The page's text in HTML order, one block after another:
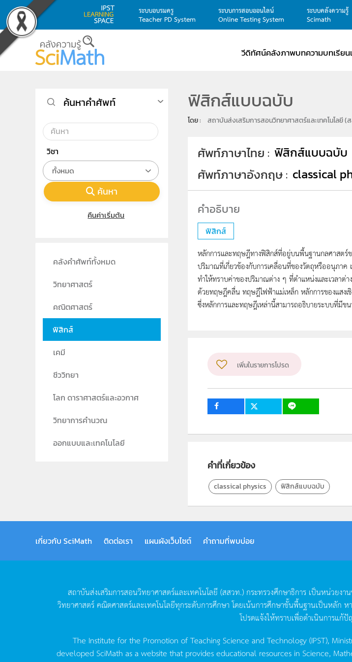
Skip to main content
ระบบอบรมครู
Teacher PD System
ระบบการสอบออนไลน์
Online Testing System
ระบบคลังความรู้
Scimath
วีดิทัศน์คลังภาพบทความบทเรียน
ฟิสิกส์แบบฉบับ
โดย : สถาบันส่งเสริมการสอนวิทยาศาสตร์และเทคโนโลยี (
ศัพท์ภาษาไทย
ฟิสิกส์แบบฉบับ
ศัพท์ภาษาอังกฤษ classical
ฟิสิกส์
หลักการและทฤษฎีทางฟิสิกส์ที่อยู่บนพื้นฐานกลศาสต
ปริมาณที่เกี่ยวข้องกับการเคลื่อนที่ของวัตถุหรืออนุภาค
ทำให้ทราบค่าของปริมาณต่าง ๆ ที่ตำแหน่งและเวลาต่
ด้วยทฤษฎีคลื่น ทฤษฎีไฟฟ้าแม่เหล็ก หลักการของแสง
ซึ่งหลักการและทฤษฎีเหล่านี้สามารถอธิบายระบบที่มีข
เพิ่มในรายการโปรด
คำที่เกี่ยวข้อง
classical physics ฟิสิกส์แบบฉบับ
ค้นหาคำศัพท์
วิชา
ทั้งหมด
ค้นหา
คืนค่าเริ่มต้น
คลังคำศัพท์ทั้งหมด
วิทยาศาสตร์
คณิตศาสตร์
ฟิสิกส์
เคมี
ชีววิทยา
โลก ดาราศาสตร์และอวกาศ
วิทยาการคำนวณ
ออกแบบและเทคโนโลยี
เกี่ยวกับ SciMath ติดต่อเรา แผนผังเว็บไซต์ คำถามที่พบบ่อย
สถาบันส่งเสริมการสอนวิทยาศาสตร์และเทคโนโลยี (สสวท.) กระทรวงศึกษาธิการ เป็นหน่วยงา
วิทยาศาสตร์คณิตศาสตร์และเทคโนโลยีทุกระดับการศึกษา โดยเน้นการศึกษาขั้นพื้นฐานเป็นหลัก ห
โปรดแจ้งให้ทราบเพื่อดำเนินการแก้
The Institute for the Promotion of Teaching Science and Technology (IPST),
developed SciMath as a website that provides educational resources in Science,